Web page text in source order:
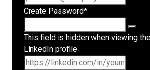
Create Password*
This field is hidden when viewing
LinkedIn profile